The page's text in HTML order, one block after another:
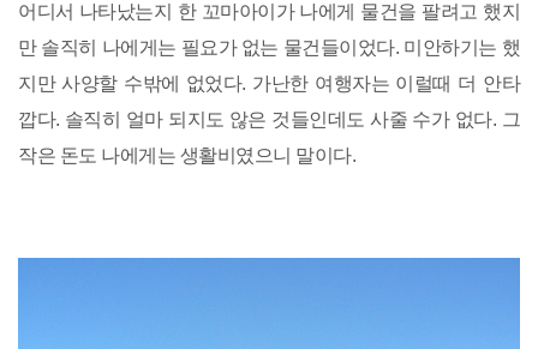
어디서 나타났는지 한 꼬마아이가 나에게 물건을 팔려고 했지
만 솔직히 나에게는 필요가 없는 물건들이었다. 미안하기는 했
지만 사양할 수밖에 없었다. 가난한 여행자는 이럴때 더 안타
깝다. 솔직히 얼마 되지도 않은 것들인데도 사줄 수가 없다. 그
작은 돈도 나에게는 생활비였으니 말이다.